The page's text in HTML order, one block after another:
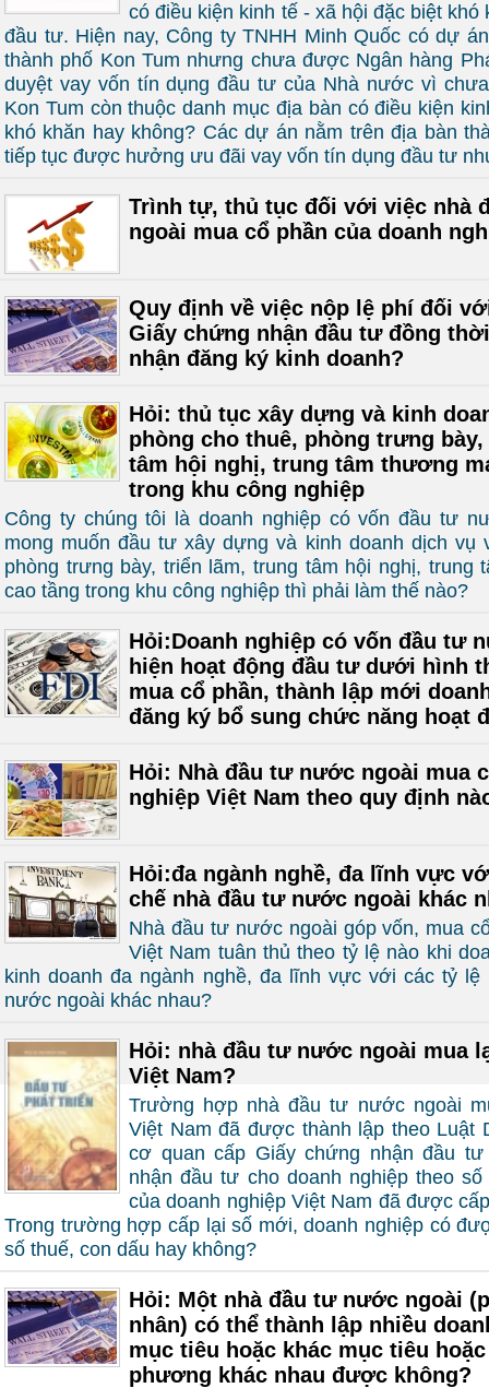
có điều kiện kinh tế - xã hội đặc biệt
đầu tư. Hiện nay, Công ty TNHH Minh Quốc có dự
thành phố Kon Tum nhưng chưa được Ngân hàng
duyệt vay vốn tín dụng đầu tư của Nhà nước vì
Kon Tum còn thuộc danh mục địa bàn có điều kiện
khó khăn hay không? Các dự án nằm trên địa bàn
tiếp tục được hưởng ưu đãi vay vốn tín dụng đầu tư
Trình tự, thủ tục đối với việc nhà
ngoài mua cổ phần của doanh
Quy định về việc nộp lệ phí đối
Giấy chứng nhận đầu tư đồng
nhận đăng ký kinh doanh?
Hỏi: thủ tục xây dựng và kinh
phòng cho thuê, phòng trưng
tâm hội nghị, trung tâm thương
trong khu công nghiệp
Công ty chúng tôi là doanh nghiệp có vốn đầu tư
mong muốn đầu tư xây dựng và kinh doanh dịch vụ
phòng trưng bày, triển lãm, trung tâm hội nghị, trung
cao tầng trong khu công nghiệp thì phải làm thế nào?
Hỏi:Doanh nghiệp có vốn đầu tư
hiện hoạt động đầu tư dưới hình
mua cổ phần, thành lập mới
đăng ký bổ sung chức năng hoạt
Hỏi: Nhà đầu tư nước ngoài mua
nghiệp Việt Nam theo quy định
Hỏi:đa ngành nghề, đa lĩnh vực
chế nhà đầu tư nước ngoài khác
Nhà đầu tư nước ngoài góp vốn, mua
Việt Nam tuân thủ theo tỷ lệ nào khi
kinh doanh đa ngành nghề, đa lĩnh vực với các tỷ
nước ngoài khác nhau?
Hỏi: nhà đầu tư nước ngoài mua
Việt Nam?
Trường hợp nhà đầu tư nước ngoài
Việt Nam đã được thành lập theo Luật
cơ quan cấp Giấy chứng nhận đầu
nhận đầu tư cho doanh nghiệp theo
của doanh nghiệp Việt Nam đã được
Trong trường hợp cấp lại số mới, doanh nghiệp có
số thuế, con dấu hay không?
Hỏi: Một nhà đầu tư nước ngoài
nhân) có thể thành lập nhiều
mục tiêu hoặc khác mục tiêu
phương khác nhau được không?